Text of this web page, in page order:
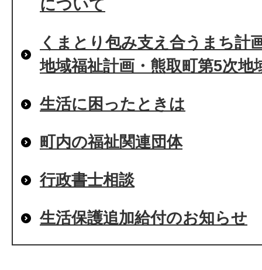
について
くまとり包み支え合うまち計
地域福祉計画・熊取町第5次地
生活に困ったときは
町内の福祉関連団体
行政書士相談
生活保護追加給付のお知らせ